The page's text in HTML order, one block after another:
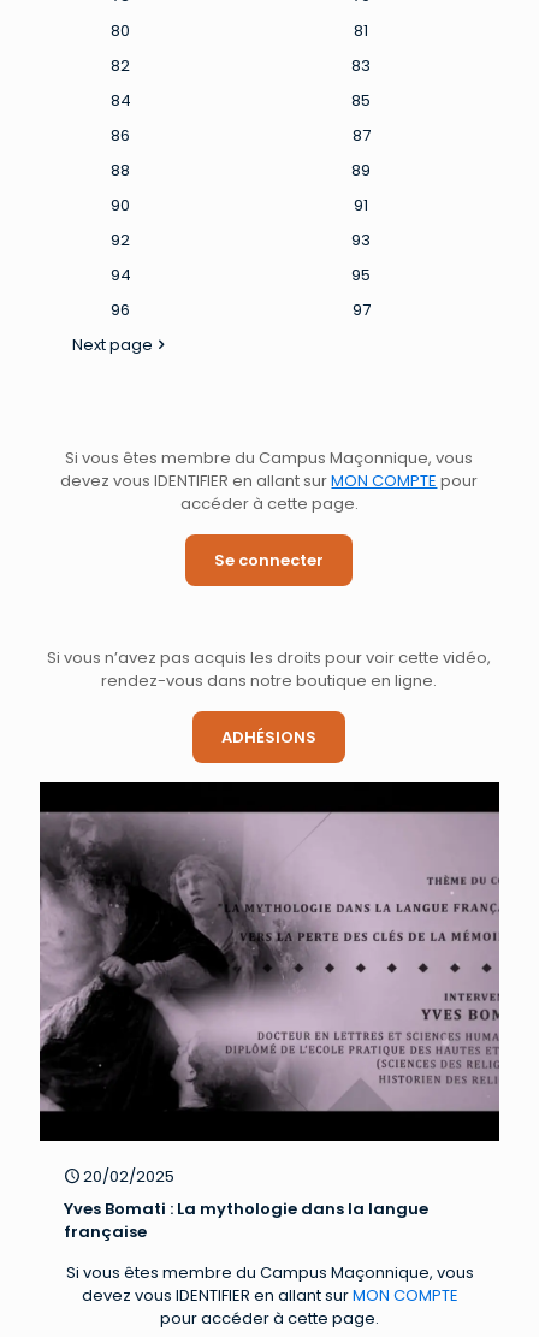
80
81
82
83
84
85
86
87
88
89
90
91
92
93
94
95
96
97
Next page
Si vous êtes membre du Campus Maçonnique, vous
devez vous IDENTIFIER en allant surMON COMPTE pour
accéder à cette page.
Se connecter
Si vous n’avez pas acquis les droits pour voir cette vidéo,
rendez-vous dans notre boutique en ligne.
ADHÉSIONS
20/02/2025
Yves Bomati : La mythologie dans la langue
française
Si vous êtes membre du Campus Maçonnique, vous
devez vous IDENTIFIER en allant surMON COMPTE
pour accéder à cette page.